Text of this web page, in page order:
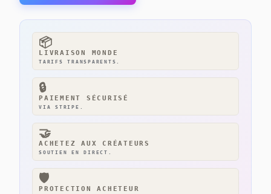
📦
LIVRAISON MONDE
TARIFS TRANSPARENTS.
🔒
PAIEMENT SÉCURISÉ
VIA STRIPE.
🤝
ACHETEZ AUX CRÉATEURS
SOUTIEN EN DIRECT.
🛡️
PROTECTION ACHETEUR